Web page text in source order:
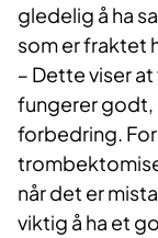
gledelig å ha
som er fraktet
‒ Dette viser
fungerer godt,
forbedring.
når det er
viktig å ha et